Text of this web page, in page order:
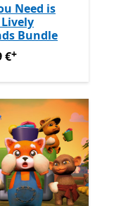
Need is
Bundle
€Enthält In-App-
€+